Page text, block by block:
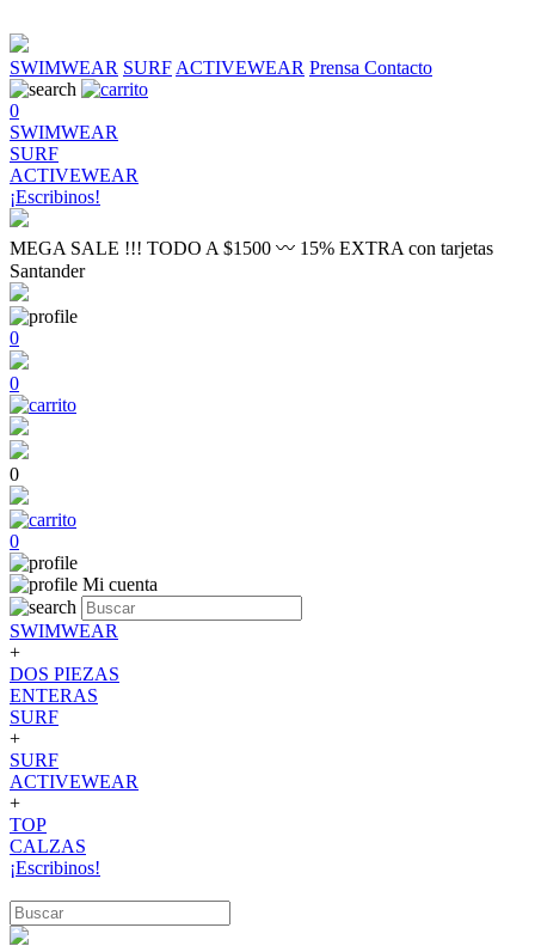
SWIMWEAR SURF ACTIVEWEAR Prensa Contacto
0
SWIMWEAR
SURF
ACTIVEWEAR
¡Escribinos!
MEGA SALE !!! TODO A $1500 〰 15% EXTRA con tarjetas
Santander
0
0
0
0
Mi cuenta
SWIMWEAR
+
DOS PIEZAS
ENTERAS
SURF
+
SURF
ACTIVEWEAR
+
TOP
CALZAS
¡Escribinos!